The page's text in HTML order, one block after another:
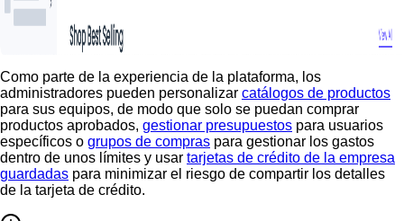
Como parte de la experiencia de la plataforma, los
administradores pueden personalizar catálogos de productos
para sus equipos, de modo que solo se puedan comprar
productos aprobados, gestionar presupuestos para usuarios
específicos o grupos de compras para gestionar los gastos
dentro de unos límites y usar tarjetas de crédito de la empresa
guardadas para minimizar el riesgo de compartir los detalles
de la tarjeta de crédito.